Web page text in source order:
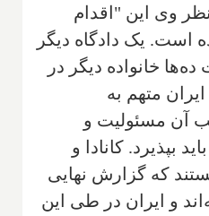
وی این "اقدام
است. یک دادگاه دیگر
ده‌ها خانواده دیگر در
متهم به
آن مسئولیت و
بپذیرد. کانادا و
که گزارش نهایی
و ایران در طی این